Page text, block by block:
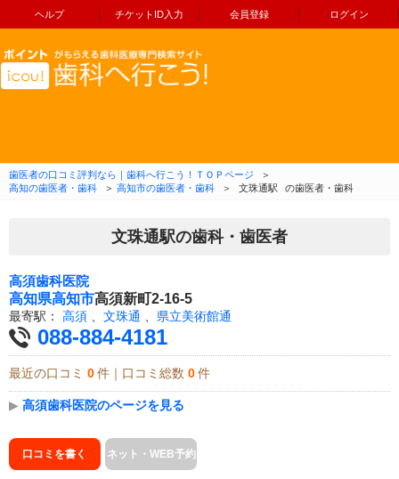
ヘルプ チケットID入力 会員登録 ログイン
コンテンツへ移動
歯医者の口コミ評判なら｜歯科へ行こう！ＴＯＰページ
＞
高知の歯医者・歯科
＞ 高知市の歯医者・歯科 ＞ 文珠通駅 の歯医者・歯科
文珠通駅の歯科・歯医者
高須歯科医院
高知県高知市高須新町2-16-5
最寄駅： 高須 文珠通 県立美術館通
088-884-4181
最近の口コミ 0 件｜口コミ総数 0 件
▶ 高須歯科医院のページを見る
口コミを書く ネット・WEB予約